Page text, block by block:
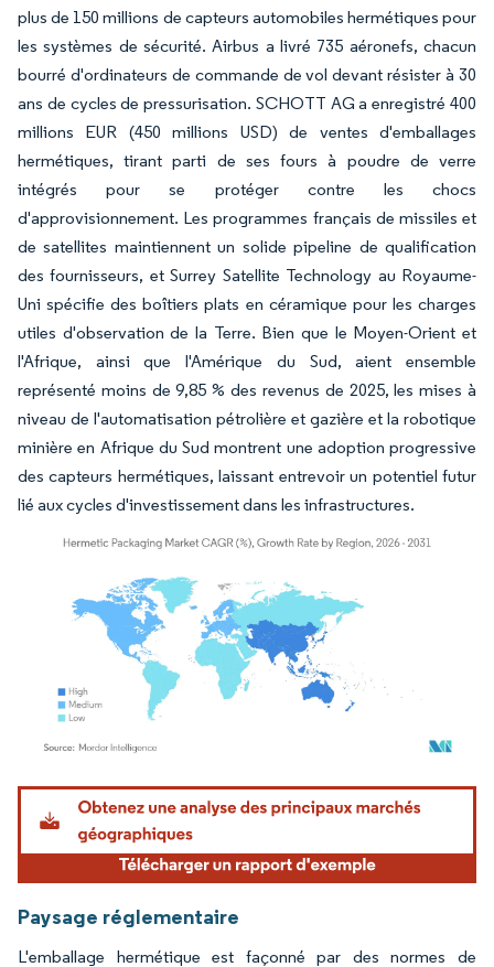
plus de 150 millions de capteurs automobiles hermétiques pour
les systèmes de sécurité. Airbus a livré 735 aéronefs, chacun
bourré d'ordinateurs de commande de vol devant résister à 30
ans de cycles de pressurisation. SCHOTT AG a enregistré 400
millions EUR (450 millions USD) de ventes d'emballages
hermétiques, tirant parti de ses fours à poudre de verre
intégrés pour se protéger contre les chocs
d'approvisionnement. Les programmes français de missiles et
de satellites maintiennent un solide pipeline de qualification
des fournisseurs, et Surrey Satellite Technology au Royaume-
Uni spécifie des boîtiers plats en céramique pour les charges
utiles d'observation de la Terre. Bien que le Moyen-Orient et
l'Afrique, ainsi que l'Amérique du Sud, aient ensemble
représenté moins de 9,85 % des revenus de 2025, les mises à
niveau de l'automatisation pétrolière et gazière et la robotique
minière en Afrique du Sud montrent une adoption progressive
des capteurs hermétiques, laissant entrevoir un potentiel futur
lié aux cycles d'investissement dans les infrastructures.
Image © Mordor Intelligence. La réutilisation nécessite une attribution sous CC BY
Paysage réglementaire
L'emballage hermétique est façonné par des normes de